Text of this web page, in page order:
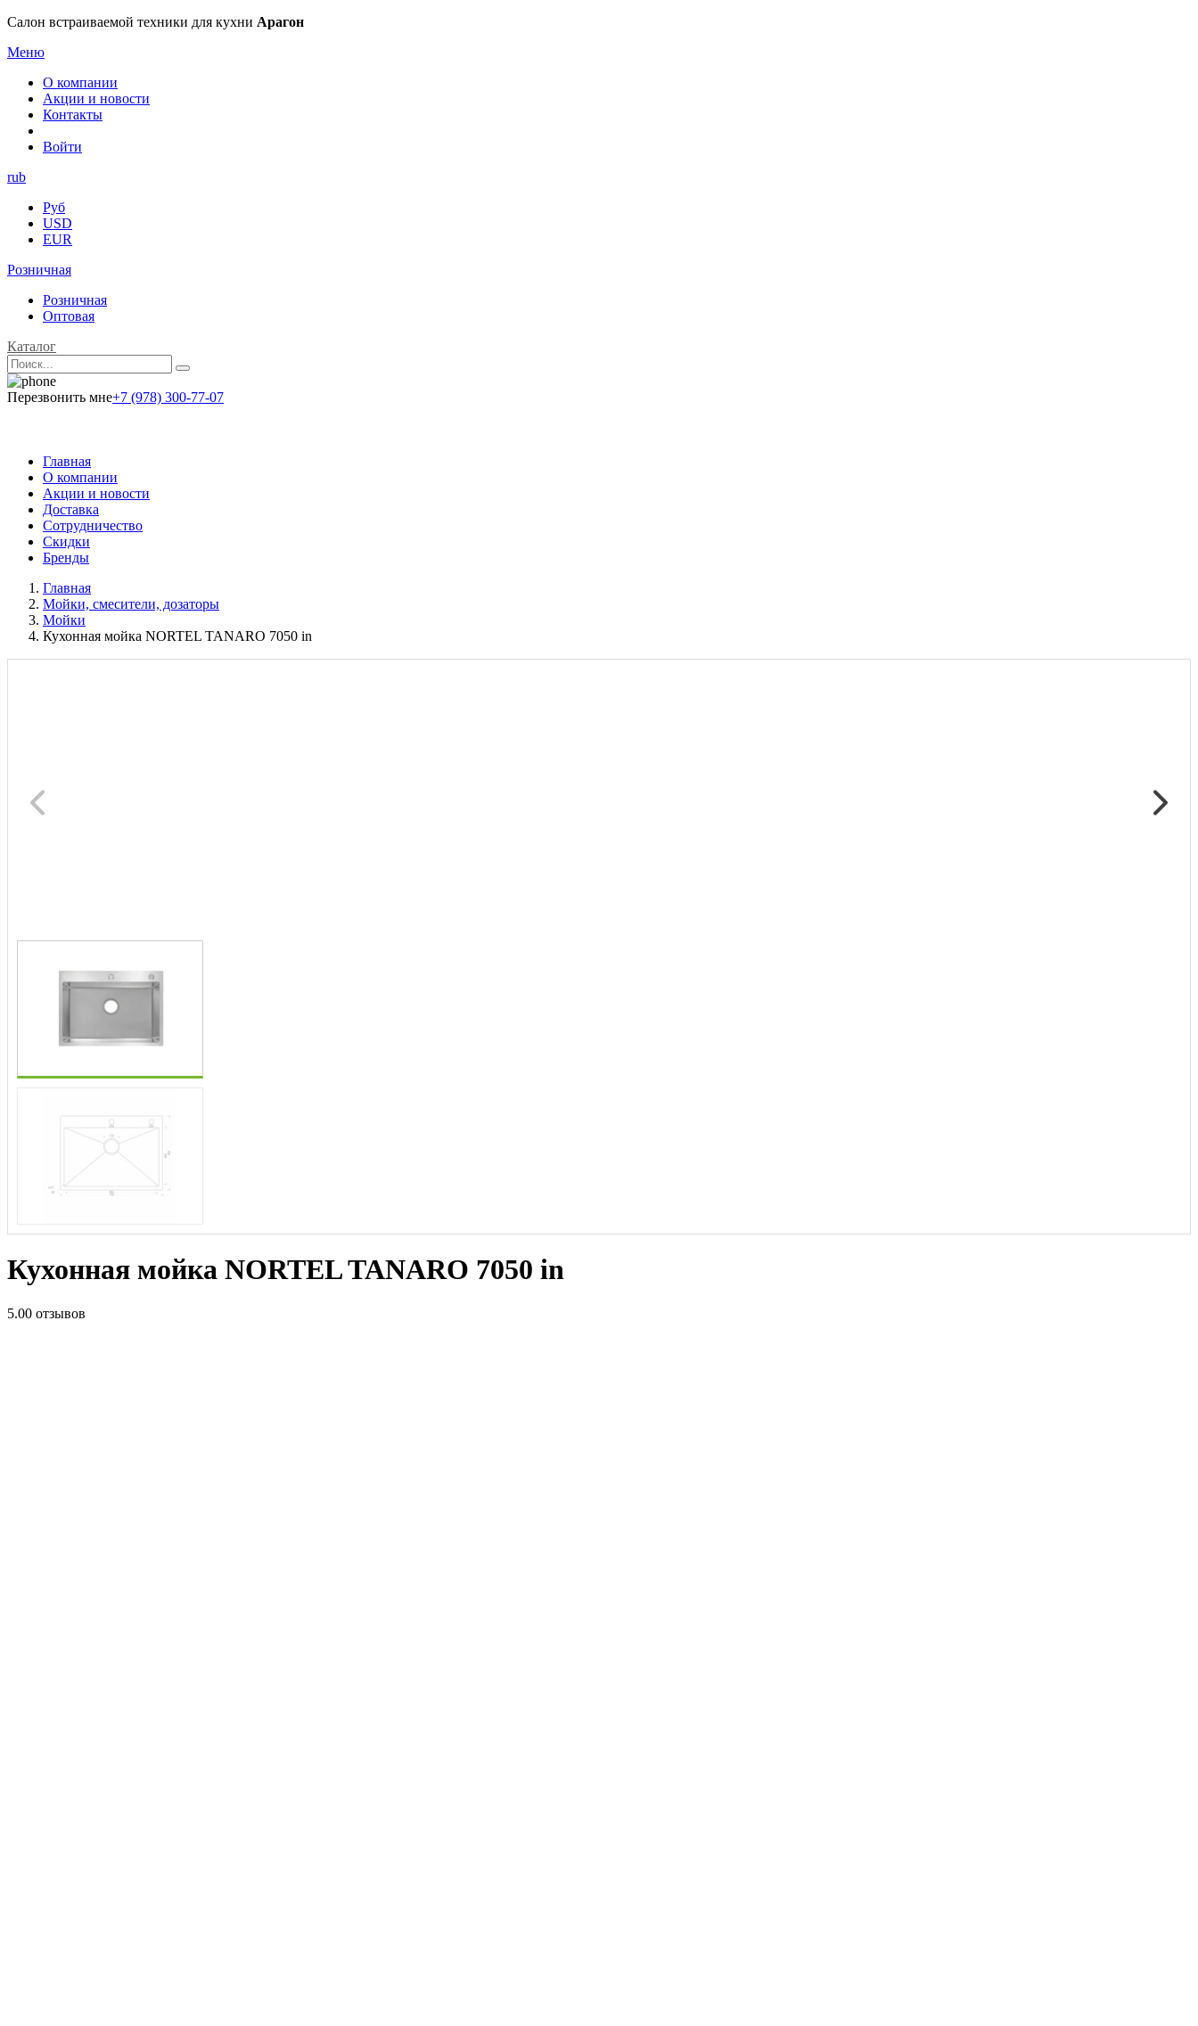
Салон встраиваемой техники для кухни Арагон
Меню
О компании
Акции и новости
Контакты
Войти
rub
Руб
USD
EUR
Розничная
Розничная
Оптовая
Каталог
Перезвонить мне+7 (978) 300-77-07
Главная
О компании
Акции и новости
Доставка
Сотрудничество
Скидки
Бренды
Главная
Мойки, смесители, дозаторы
Мойки
Кухонная мойка NORTEL TANARO 7050 in
Кухонная мойка NORTEL TANARO 7050 in
5.00 отзывов